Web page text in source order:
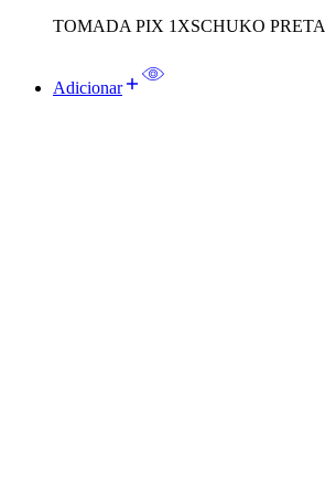
TOMADA PIX 1XSCHUKO PRETA
Adicionar